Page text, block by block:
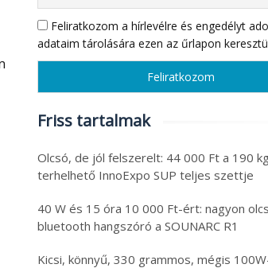
Feliratkozom a hírlevélre és engedélyt
adataim tárolására ezen az űrlapon
Friss tartalmak
Olcsó, de jól felszerelt: 44 000 Ft a 190
terhelhető InnoExpo SUP teljes szettje
40 W és 15 óra 10 000 Ft-ért: nagyon
bluetooth hangszóró a SOUNARC R1
Kicsi, könnyű, 330 grammos, mégis